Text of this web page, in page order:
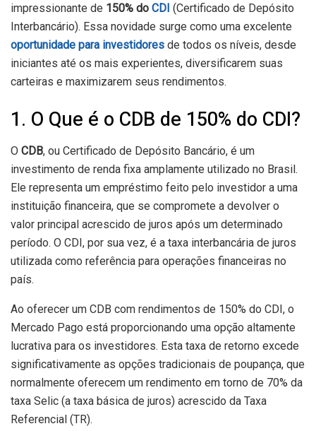
impressionante de 150% do CDI (Certificado de Depósito
Interbancário). Essa novidade surge como uma excelente
oportunidade para investidores de todos os níveis, desde
iniciantes até os mais experientes, diversificarem suas
carteiras e maximizarem seus rendimentos.
1. O Que é o CDB de 150% do CDI?
O CDB, ou Certificado de Depósito Bancário, é um
investimento de renda fixa amplamente utilizado no Brasil.
Ele representa um empréstimo feito pelo investidor a uma
instituição financeira, que se compromete a devolver o
valor principal acrescido de juros após um determinado
período. O CDI, por sua vez, é a taxa interbancária de juros
utilizada como referência para operações financeiras no
país.
Ao oferecer um CDB com rendimentos de 150% do CDI, o
Mercado Pago está proporcionando uma opção altamente
lucrativa para os investidores. Esta taxa de retorno excede
significativamente as opções tradicionais de poupança, que
normalmente oferecem um rendimento em torno de 70% da
taxa Selic (a taxa básica de juros) acrescido da Taxa
Referencial (TR).